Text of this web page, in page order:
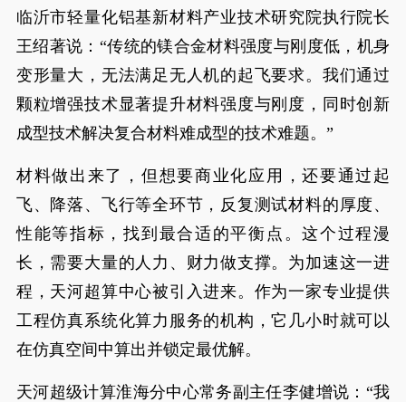
临沂市轻量化铝基新材料产业技术研究院执行院长
王绍著说：“传统的镁合金材料强度与刚度低，机身
变形量大，无法满足无人机的起飞要求。我们通过
颗粒增强技术显著提升材料强度与刚度，同时创新
成型技术解决复合材料难成型的技术难题。”
材料做出来了，但想要商业化应用，还要通过起
飞、降落、飞行等全环节，反复测试材料的厚度、
性能等指标，找到最合适的平衡点。这个过程漫
长，需要大量的人力、财力做支撑。为加速这一进
程，天河超算中心被引入进来。作为一家专业提供
工程仿真系统化算力服务的机构，它几小时就可以
在仿真空间中算出并锁定最优解。
天河超级计算淮海分中心常务副主任李健增说：“我